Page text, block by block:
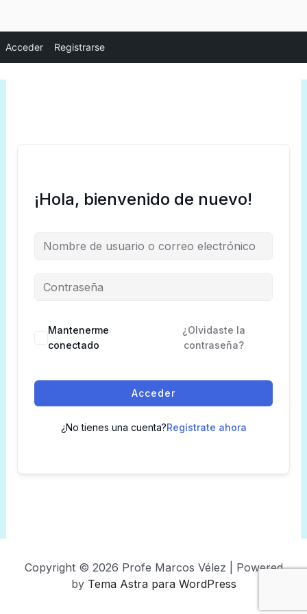
Acceder Registrarse
¡Hola, bienvenido de nuevo!
Mantenerme
conectado
¿Olvidaste la
contraseña?
Acceder
¿No tienes una cuenta?Regístrate ahora
Copyright © 2026 Profe Marcos Vélez | Powered
by Tema Astra para WordPress